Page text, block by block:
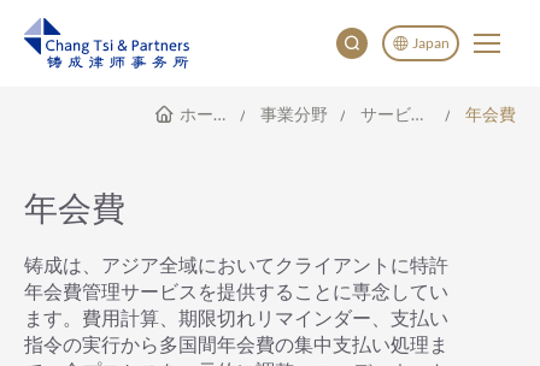
Japan
English
ホームページ 事業分野 サービス範囲 年会費
年会費
铸成は、アジア全域においてクライアントに特許
年会費管理サービスを提供することに専念してい
ます。費用計算、期限切れリマインダー、支払い
指令の実行から多国間年会費の集中支払い処理ま